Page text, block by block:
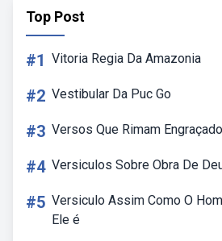
Top Post
#1 Vitoria Regia Da Amazonia
#2 Vestibular Da Puc Go
#3 Versos Que Rimam
#4 Versiculos Sobre Obra De
#5 Versiculo Assim Como O
Ele é